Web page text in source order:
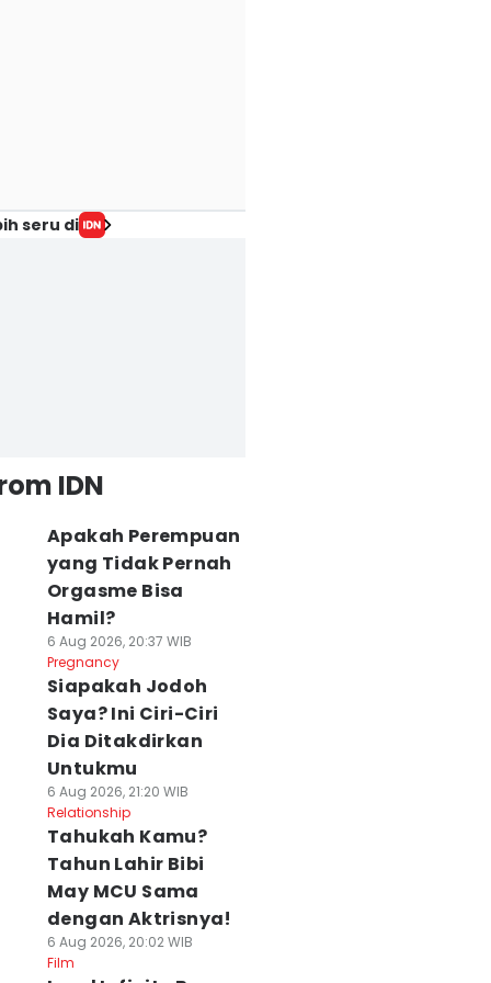
seru di
IDN
Apakah Perempuan
yang Tidak Pernah
Orgasme Bisa
Hamil?
6 Aug 2026, 20:37 WIB
Pregnancy
Siapakah Jodoh
Saya? Ini Ciri-Ciri
Dia Ditakdirkan
Untukmu
6 Aug 2026, 21:20 WIB
Relationship
Tahukah Kamu?
Tahun Lahir Bibi
May MCU Sama
dengan Aktrisnya!
6 Aug 2026, 20:02 WIB
Film